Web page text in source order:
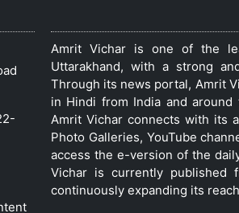
Amrit Vichar is one of the
Uttarakhand, with a strong
Through its news portal, Amrit
in Hindi from India and
Amrit Vichar connects with its
Photo Galleries, YouTube
access the e-version of the
Vichar is currently published
continuously expanding its